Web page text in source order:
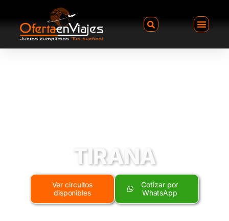
TIRANA
Ver circuitos
disponibles
Cotizar por
WhatsApp